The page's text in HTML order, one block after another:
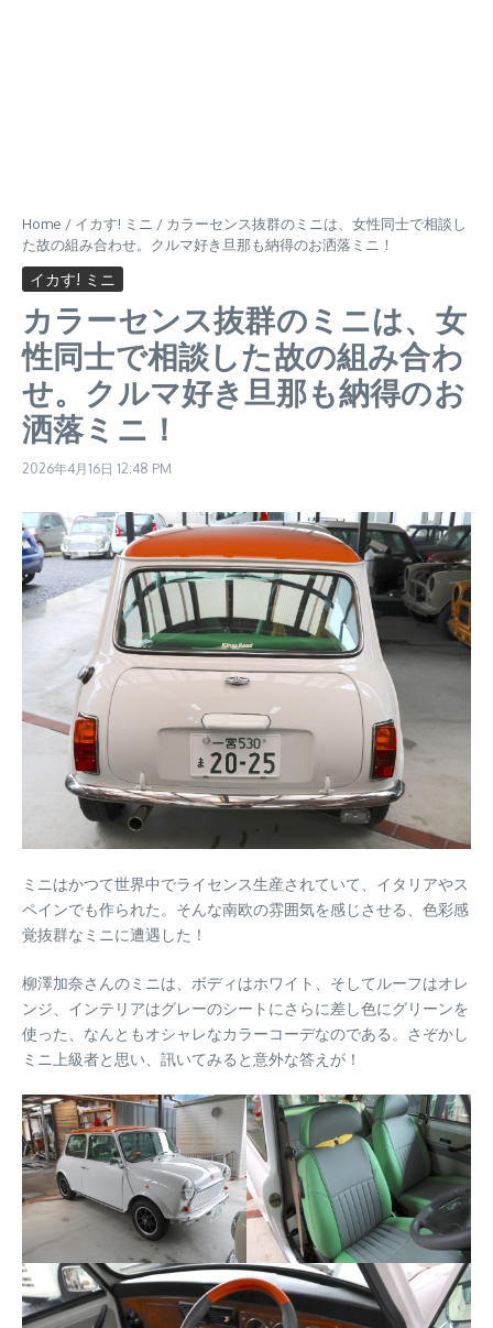
Home / イカす! ミニ / カラーセンス抜群のミニは、女性同士で相談し
た故の組み合わせ。クルマ好き旦那も納得のお洒落ミニ！
イカす! ミニ
カラーセンス抜群のミニは、女
性同士で相談した故の組み合わ
せ。クルマ好き旦那も納得のお
洒落ミニ！
2026年4月16日 12:48 PM
ミニはかつて世界中でライセンス生産されていて、イタリアやス
ペインでも作られた。そんな南欧の雰囲気を感じさせる、色彩感
覚抜群なミニに遭遇した！
柳澤加奈さんのミニは、ボディはホワイト、そしてルーフはオレ
ンジ、インテリアはグレーのシートにさらに差し色にグリーンを
使った、なんともオシャレなカラーコーデなのである。さぞかし
ミニ上級者と思い、訊いてみると意外な答えが！